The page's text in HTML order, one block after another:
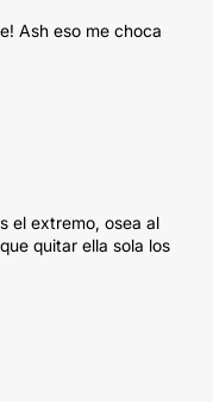
Ash eso me choca
el extremo, osea al
quitar ella sola los